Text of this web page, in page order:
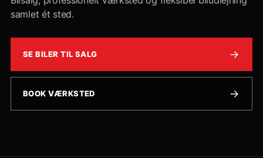
samlet ét sted.
SE BILER TIL SALG
BOOK VÆRKSTED